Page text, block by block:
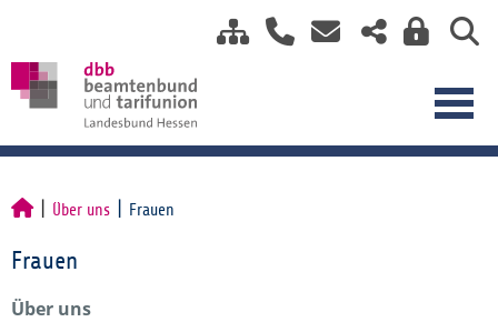
Über uns Frauen
Frauen
Über uns